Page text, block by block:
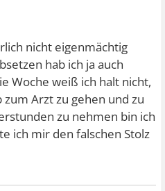
nicht eigenmächtig
hab ich ja auch
Woche weiß ich halt nicht,
Arzt zu gehen und zu
zu nehmen bin ich
ich mir den falschen Stolz